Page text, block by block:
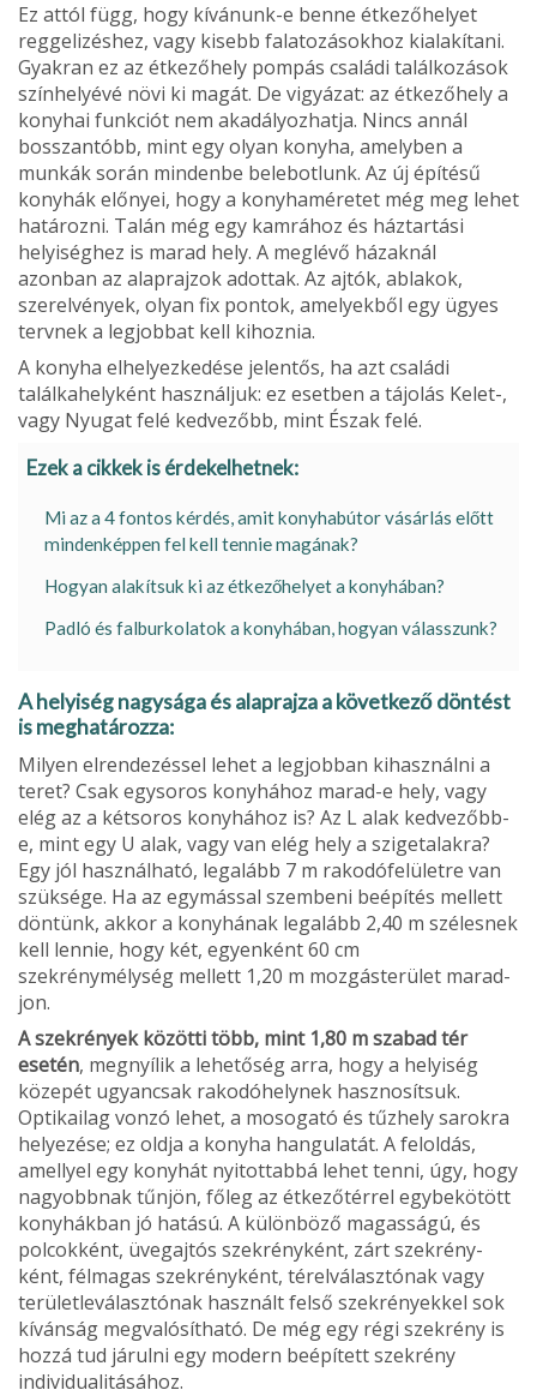
Ez attól függ, hogy kívánunk-e benne étkezőhelyet
reggelizéshez, vagy kisebb falatozásokhoz kialakítani.
Gyakran ez az étkezőhely pompás családi találkozások
színhelyévé növi ki magát. De vigyázat: az étkező­hely a
konyhai funkciót nem akadályozhatja. Nincs annál
bosszantóbb, mint egy olyan konyha, amelyben a
munkák során mindenbe belebotlunk. Az új építésű
konyhák előnyei, hogy a konyhaméretet még meg lehet
határozni. Talán még egy kamrához és háztartási
helyiséghez is marad hely. A meglévő házaknál
azonban az alaprajzok adottak. Az ajtók, ablakok,
szerelvények, olyan fix pontok, amelyekből egy ügyes
tervnek a legjobbat kell kihoznia.
A konyha elhelyezkedése jelentős, ha azt családi
találka­helyként használjuk: ez esetben a tájolás Kelet-,
vagy Nyugat felé kedvezőbb, mint Észak felé.
Ezek a cikkek is érdekelhetnek:
Mi az a 4 fontos kérdés, amit konyhabútor vásárlás előtt
mindenképpen fel kell tennie magának?
Hogyan alakítsuk ki az étkezőhelyet a konyhában?
Padló és falburkolatok a konyhában, hogyan válasszunk?
A helyiség nagysága és alaprajza a következő döntést
is meghatározza:
Milyen elrendezéssel lehet a legjobban kihasználni a
teret? Csak egysoros konyhához marad-e hely, vagy
elég az a kétsoros konyhához is? Az L alak kedvezőbb-
e, mint egy U alak, vagy van elég hely a sziget­alakra?
Egy jól használható, legalább 7 m rakodófelületre van
szüksége. Ha az egymással szembeni beépítés mellett
döntünk, akkor a konyhának legalább 2,40 m szélesnek
kell lennie, hogy két, egyenként 60 cm
szekrénymélység mellett 1,20 m mozgásterület marad­
jon.
A szekrények közötti több, mint 1,80 m szabad tér
esetén, megnyílik a lehetőség arra, hogy a helyiség
közepét ugyancsak rakodóhelynek hasznosítsuk.
Optikailag vonzó lehet, a mosogató és tűzhely sarokra
helyezése; ez oldja a konyha hangulatát. A feloldás,
amellyel egy konyhát nyitot­tabbá lehet tenni, úgy, hogy
nagyobbnak tűnjön, főleg az étkezőtérrel egybekötött
konyhákban jó hatású. A különböző magasságú, és
polcokként, üvegajtós szekrényként, zárt szekrény­
ként, félmagas szekrényként, térelválasztónak vagy
területleválasztónak használt felső szekrényekkel sok
kívánság megvalósítható. De még egy régi szekrény is
hozzá tud járulni egy modern beépített szekrény
individualitásához.